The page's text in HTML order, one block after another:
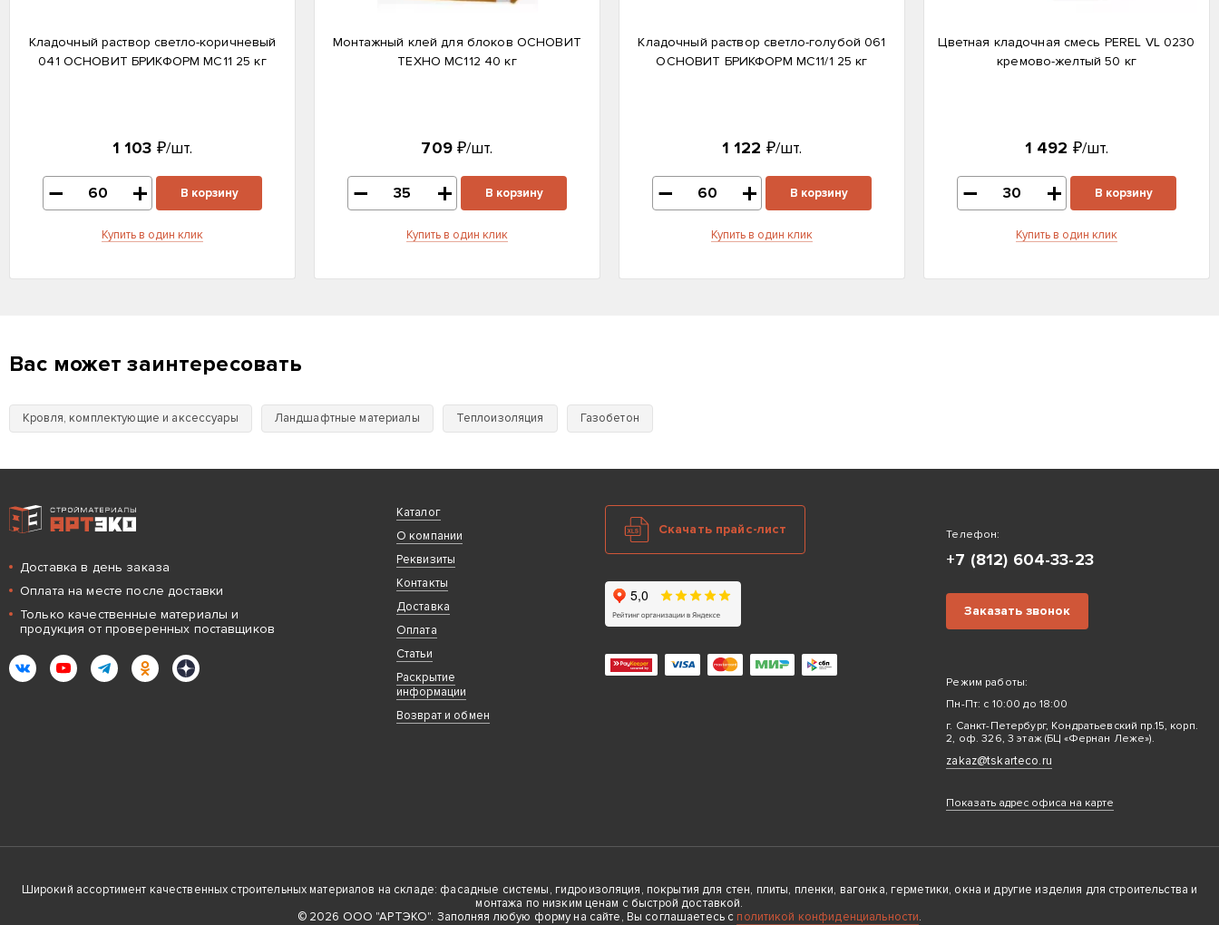
Кладочный раствор светло-коричневый
041 ОСНОВИТ БРИКФОРМ MC11 25 кг
1 103 ₽/шт.
В корзину
Купить в один клик
Монтажный клей для блоков ОСНОВИТ
ТЕХНО MC112 40 кг
709 ₽/шт.
В корзину
Купить в один клик
Кладочный раствор светло-голубой 061
ОСНОВИТ БРИКФОРМ MC11/1 25 кг
1 122 ₽/шт.
В корзину
Купить в один клик
Цветная кладочная смесь PEREL VL 0230
кремово-желтый 50 кг
1 492 ₽/шт.
В корзину
Купить в один клик
Вас может заинтересовать
Кровля, комплектующие и аксессуары Ландшафтные материалы Теплоизоляция Газобетон
Интернет-магазин строительных материалов «АРТЭКО»
Доставка в день заказа
Оплата на месте после доставки
Только качественные материалы и
продукция от проверенных поставщиков
ВКонтактеYouTubeTelegramОдноклассники
Яндекс.Дзен
Каталог
О компании
Реквизиты
Контакты
Доставка
Оплата
Статьи
Раскрытие
информации
Возврат и обмен
Скачать прайс-лист Телефон:
+7 (812) 604-33-23
Заказать звонок
Режим работы:
Пн-Пт: с 10:00 до 18:00
г. Санкт-Петербург, Кондратьевский пр.15, корп.
2, оф. 326, 3 этаж (БЦ «Фернан Леже»).
zakaz@tskarteco.ru
Показать адрес офиса на карте
Широкий ассортимент качественных строительных материалов на складе: фасадные системы, гидроизоляция, покрытия для стен, плиты, пленки, вагонка, герметики, окна и другие изделия для строительства и
монтажа по низким ценам с быстрой доставкой.
© 2026 ООО "АРТЭКО". Заполняя любую форму на сайте, Вы соглашаетесь с политикой конфиденциальности.